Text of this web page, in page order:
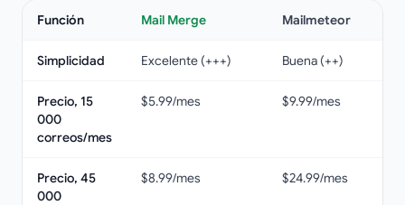
Función Mail Merge Mailmeteor
Simplicidad Excelente (+++) Buena (++)
Precio, 15
000
correos/mes
$5.99/mes $9.99/mes
Precio, 45
000
$8.99/mes $24.99/mes